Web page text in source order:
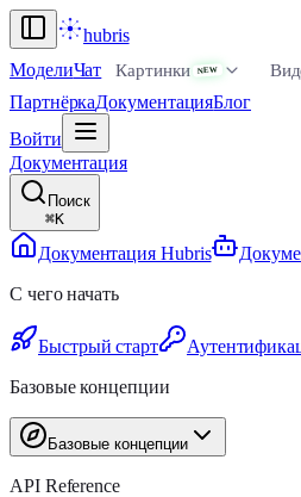
hubris
МоделиЧат Картинки NEW
ПартнёркаДокументацияБлог
Войти
Документация
Поиск
⌘K
Документация Hubris
С чего начать
Быстрый старт
Базовые концепции
Базовые концепции
API Reference